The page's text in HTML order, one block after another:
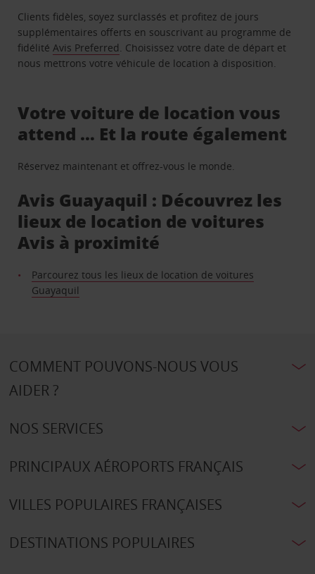
Clients fidèles, soyez surclassés et profitez de jours
supplémentaires offerts en souscrivant au programme de
fidélitéAvis Preferred. Choisissez votre date de départ et
nous mettrons votre véhicule de location à disposition.
Votre voiture de location vous
attend … Et la route également
Réservez maintenant et offrez-vous le monde.
Avis Guayaquil : Découvrez les
lieux de location de voitures
Avis à proximité
Parcourez tous les lieux de location de voitures
Guayaquil
COMMENT POUVONS-NOUS VOUS
AIDER ?
NOS SERVICES
PRINCIPAUX AÉROPORTS FRANÇAIS
VILLES POPULAIRES FRANÇAISES
DESTINATIONS POPULAIRES